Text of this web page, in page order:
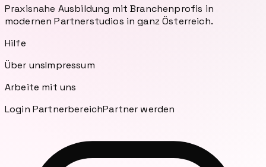
Praxisnahe Ausbildung mit Branchenprofis in
modernen Partnerstudios in ganz Österreich.
Hilfe
Über unsImpressum
Arbeite mit uns
Login PartnerbereichPartner werden